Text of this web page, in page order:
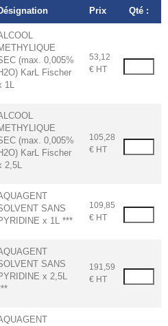
Prix Qté :
(max. 0,005%
KarL Fischer
1L
53,12
€ HT
(max. 0,005%
KarL Fischer
2,5L
105,28
€ HT
SANS
x 1L ***
109,85
€ HT
SANS
x 2,5L
191,59
€ HT